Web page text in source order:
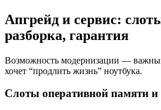
Апгрейд и сервис:
разборка, гарантия
Возможность модернизации —
хочет “продлить жизнь” ноутбука.
Слоты оперативной памяти и